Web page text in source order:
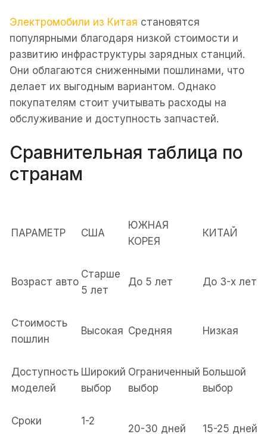
Электромобили из Китая становятся
популярными благодаря низкой стоимости и
развитию инфраструктуры зарядных станций.
Они облагаются сниженными пошлинами, что
делает их выгодным вариантом. Однако
покупателям стоит учитывать расходы на
обслуживание и доступность запчастей.
Сравнительная таблица по
странам
ПАРАМЕТР США
ЮЖНАЯ
КОРЕЯ
КИТАЙ
Возраст авто
Старше
5 лет
До 5 лет До 3-х лет
Стоимость
пошлин
Высокая Средняя Низкая
Доступность
моделей
Широкий
выбор
Ограниченный
выбор
Большой
выбор
Сроки
1-2
20-30 дней 15-25 дней